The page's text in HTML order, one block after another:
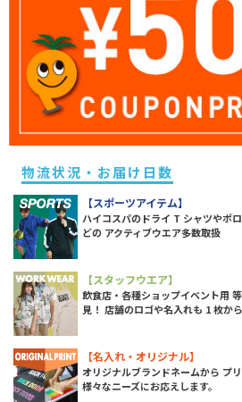
物流状況・お届け日数
【スポーツアイテム】
ハイコスパのドライ T シャツやポ
どの アクティブウエア多数取扱
【スタッフウエア】
飲食店・各種ショップイベント用
見！ 店舗のロゴや名入れも 1 枚から
【名入れ・オリジナル】
オリジナルブランドネームから プ
様々なニーズにお応えします。